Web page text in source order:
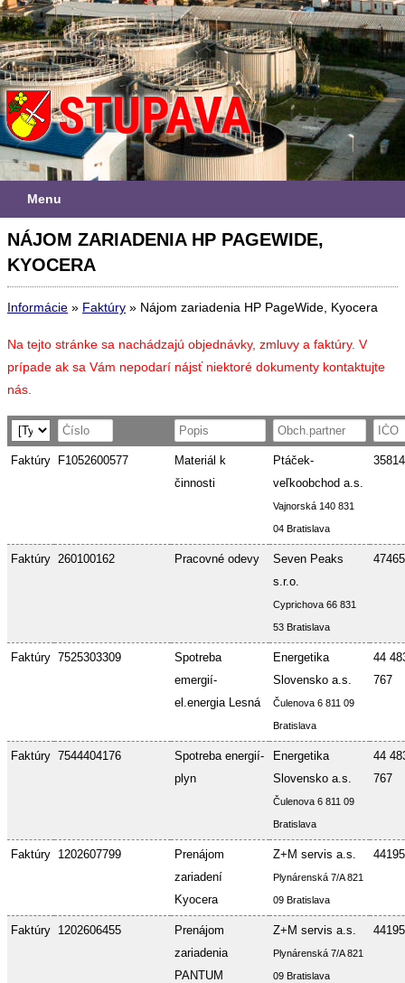
Menu
NÁJOM ZARIADENIA HP PAGEWIDE,
KYOCERA
Informácie » Faktúry » Nájom zariadenia HP PageWide, Kyocera
Na tejto stránke sa nachádzajú objednávky, zmluvy a faktúry. V
prípade ak sa Vám nepodarí nájsť niektoré dokumenty kontaktujte
nás.
Faktúry F1052600577
Materiál k
činnosti
Ptáček-
veľkoobchod a.s.
Vajnorská 140 831
04 Bratislava
Faktúry 260100162 Pracovné odevy
Seven Peaks
s.r.o.
Cyprichova 66 831
53 Bratislava
Faktúry 7525303309
Spotreba
emergií-
el.energia Lesná
Energetika
Slovensko a.s.
Čulenova 6 811 09
Bratislava
44
767
Faktúry 7544404176
Spotreba energií-
plyn
Energetika
Slovensko a.s.
Čulenova 6 811 09
Bratislava
44
767
Faktúry 1202607799
Prenájom
zariadení
Kyocera
Z+M servis a.s.
Plynárenská 7/A 821
09 Bratislava
Faktúry 1202606455
Prenájom
zariadenia
PANTUM
Z+M servis a.s.
Plynárenská 7/A 821
09 Bratislava